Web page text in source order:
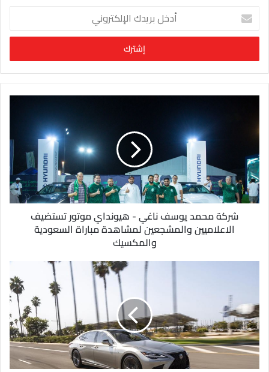
خ
ب
ر
ي
د
ا
ل
إ
ل
ك
ت
ر
شركة محمد يوسف ناغي - هيونداي موتور تستضيف
الاعلاميين والمشجعين لمشاهدة مباراة السعودية
والمكسيك